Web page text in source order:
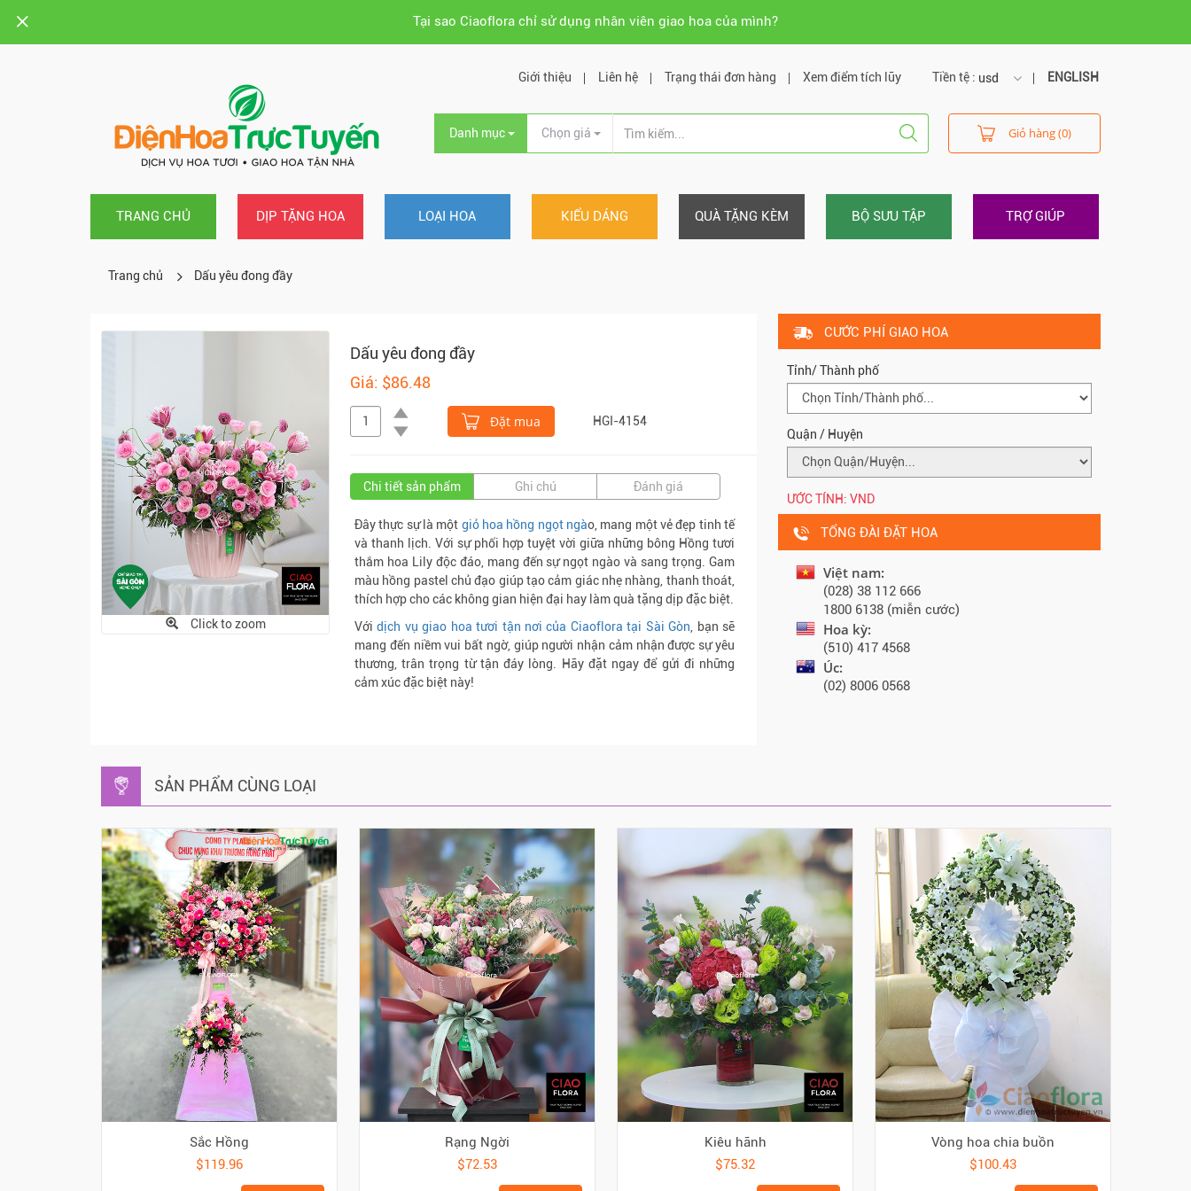
Tại sao Ciaoflora chỉ sử dụng nhân viên giao hoa của mình?
Tiền tệ : usd
usd
vnd
ENGLISH
Giới thiệu Liên hệ Trạng thái đơn hàng Xem điểm tích lũy
Danh mục Chọn giá Giỏ hàng (0)
TRANG CHỦ DỊP TẶNG HOA LOẠI HOA KIỂU DÁNG QUÀ TẶNG KÈM BỘ SƯU TẬP TRỢ GIÚP
Trang chủ Dấu yêu đong đầy
Click to zoom
Dấu yêu đong đầy
Giá: $86.48
Đặt mua HGI-4154
Chi tiết sản phẩm Ghi chú Đánh giá
Đây thực sự là một giỏ hoa hồng ngọt ngào, mang một vẻ đẹp tinh tế
và thanh lịch. Với sự phối hợp tuyệt vời giữa những bông Hồng tươi
thắm hoa Lily độc đáo, mang đến sự ngọt ngào và sang trọng. Gam
màu hồng pastel chủ đạo giúp tạo cảm giác nhẹ nhàng, thanh thoát,
thích hợp cho các không gian hiện đại hay làm quà tặng dịp đặc biệt.
Vớidịch vụ giao hoa tươi tận nơi của Ciaoflora tại Sài Gòn , bạn sẽ
mang đến niềm vui bất ngờ, giúp người nhận cảm nhận được sự yêu
thương, trân trọng từ tận đáy lòng. Hãy đặt ngay để gửi đi những
cảm xúc đặc biệt này!
CƯỚC PHÍ GIAO HOA
Tỉnh/ Thành phố
Quận / Huyện
ƯỚC TÍNH: VND
TỔNG ĐÀI ĐẶT HOA
Việt nam:
(028) 38 112 666
1800 6138 (miễn cước)
Hoa kỳ:
(510) 417 4568
Úc:
(02) 8006 0568
SẢN PHẨM CÙNG LOẠI
Sắc Hồng
$119.96
Rạng Ngời
$72.53
Kiêu hãnh
$75.32
Vòng hoa chia buồn
$100.43